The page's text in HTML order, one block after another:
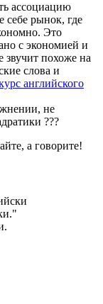
ассоциацию
себе рынок, где
Это
с экономией и
звучит похоже на
слова и
английского
не
???
а говорите!
"